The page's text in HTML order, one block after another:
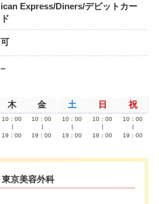
ican Express/Diners/デビットカー
ド
可
–
木 金 土 日 祝
10：00
19：00
10：00
19：00
10：00
19：00
10：00
19：00
10：00
19：00
東京美容外科